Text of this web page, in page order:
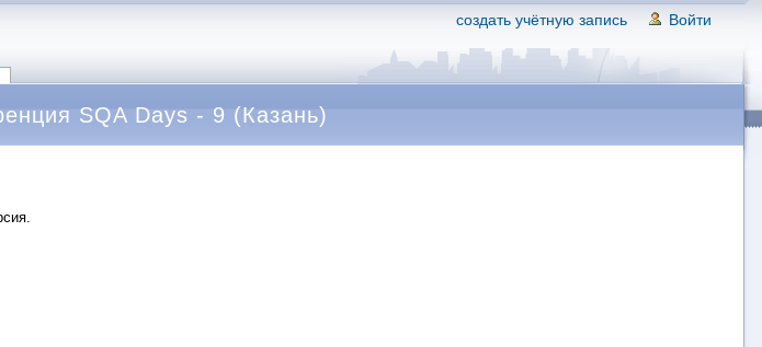
создать учётную запись Войти
SQA Days - 9 (Казань)